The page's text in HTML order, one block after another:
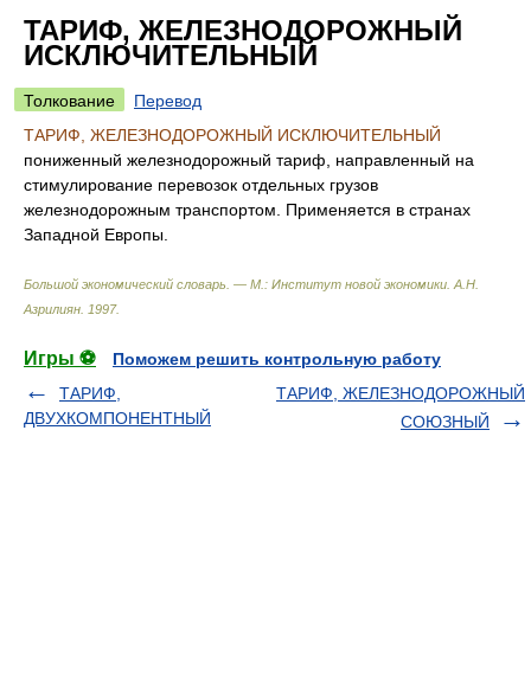
ТАРИФ, ЖЕЛЕЗНОДОРОЖНЫЙ
ИСКЛЮЧИТЕЛЬНЫЙ
Толкование
Перевод
ТАРИФ, ЖЕЛЕЗНОДОРОЖНЫЙ ИСКЛЮЧИТЕЛЬНЫЙ
пониженный железнодорожный тариф, направленный на
стимулирование перевозок отдельных грузов
железнодорожным транспортом. Применяется в странах
Западной Европы.
Большой экономический словарь. — М.: Институт новой экономики А.Н.
Азрилиян 1997.
Игры ⚽
Поможем решить контрольную работу
ТАРИФ,
ДВУХКОМПОНЕНТНЫЙ
ТАРИФ, ЖЕЛЕЗНОДОРОЖНЫЙ
СОЮЗНЫЙ